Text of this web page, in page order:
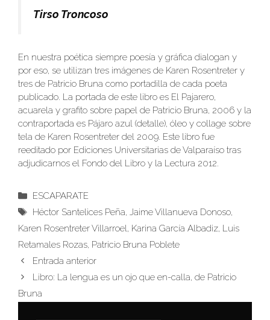
Tirso Troncoso
En nuestra poética siempre poesía y gráfica dialogan y
por eso, se utilizan tres imágenes de Karen Rosentreter y
tres de Patricio Bruna como portadilla de cada poeta
publicado. La portada de este libro es El Pajarero,
acuarela y grafito sobre papel de Patricio Bruna, 2006 y la
contraportada es Pájaro azul (detalle), óleo y collage sobre
tela de Karen Rosentreter del 2009. Este libro fue
reeditado por Ediciones Universitarias de Valparaíso tras
adjudicarnos el Fondo del Libro y la Lectura 2012.
Categorías
ESCAPARATE
Etiquetas
Héctor Santelices Peña, Jaime Villanueva Donoso,
Karen Rosentreter Villarroel, Karina García Albadiz, Luis
Retamales Rozas, Patricio Bruna Poblete
Entrada anterior
Libro: La lengua es un ojo que en-calla, de Patricio
Bruna